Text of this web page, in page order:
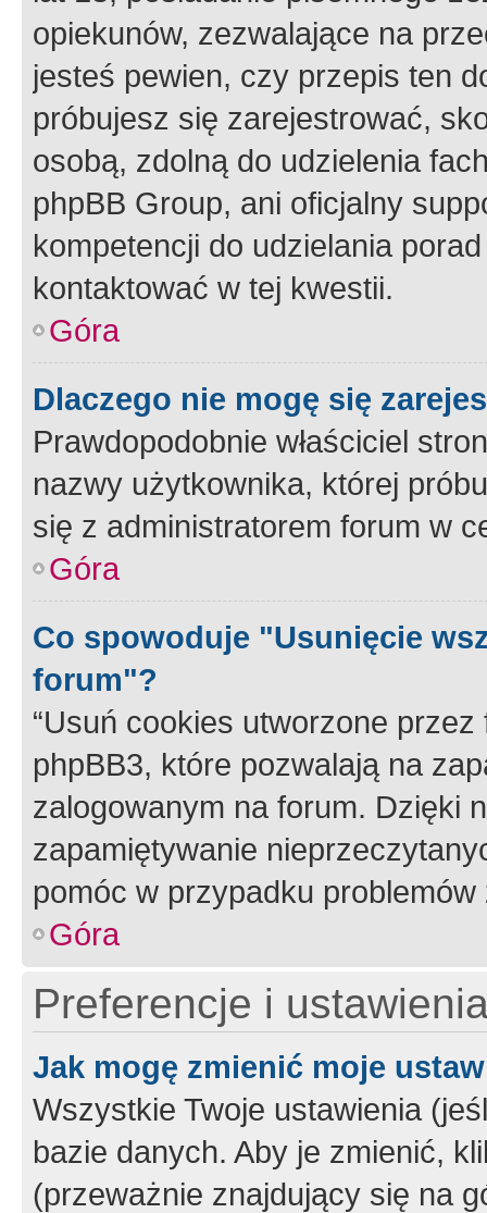
opiekunów, zezwalające na
jesteś pewien, czy przepis ten
próbujesz się zarejestrować,
osobą, zdolną do udzielenia
phpBB Group, ani oficjalny
kompetencji do udzielania
kontaktować w tej kwestii.
Góra
Dlaczego nie mogę się
Prawdopodobnie właściciel
nazwy użytkownika, której
się z administratorem forum w
Góra
Co spowoduje "Usunięcie
forum"?
“Usuń cookies utworzone
phpBB3, które pozwalają na
zalogowanym na forum. Dzięki
zapamiętywanie
pomóc w przypadku
Góra
Preferencje i
Jak mogę zmienić moje
Wszystkie Twoje ustawienia
bazie danych. Aby je zmienić,
(przeważnie znajdujący się na